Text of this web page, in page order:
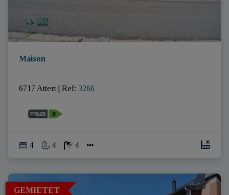
Maison
6717 Attert Ref: 3266
4 4 4
GEMIETET